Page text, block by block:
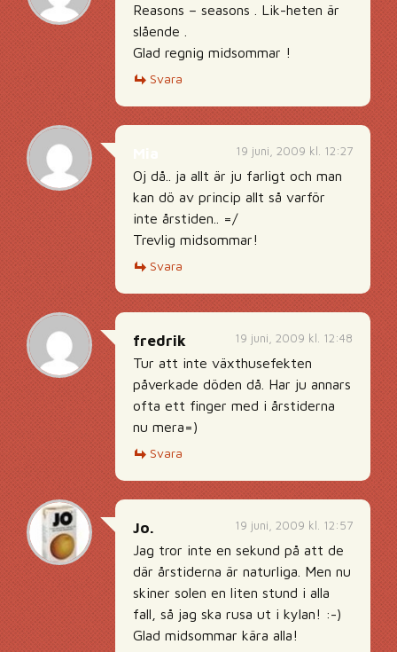
Reasons – seasons . Lik-heten är
slående .
Glad regnig midsommar !
Svara
19 juni, 2009 kl. 12:27
Oj då.. ja allt är ju farligt och man
kan dö av princip allt så varför
inte årstiden.. =/
Trevlig midsommar!
Svara
19 juni, 2009 kl. 12:48
fredrik
Tur att inte växthusefekten
påverkade döden då. Har ju annars
ofta ett finger med i årstiderna
nu mera=)
Svara
19 juni, 2009 kl. 12:57
Jo.
Jag tror inte en sekund på att de
där årstiderna är naturliga. Men nu
skiner solen en liten stund i alla
fall, så jag ska rusa ut i kylan! :-)
Glad midsommar kära alla!